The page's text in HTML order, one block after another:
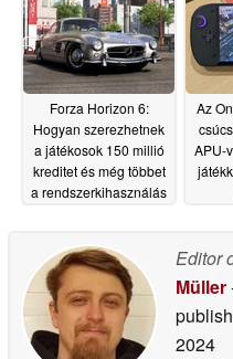
Forza Horizon 6:
Hogyan szerezhetnek
a játékosok 150 millió
kreditet és még többet
a rendszerkihasználás
Az
APU-
Editor
Müller
2024